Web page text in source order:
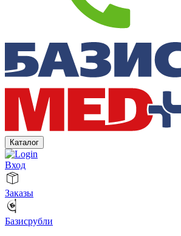
Каталог
Вход
Заказы
Базисрубли